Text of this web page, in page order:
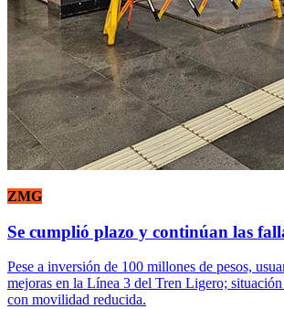
ZMG
Se cumplió plazo y continúan las
Pese a inversión de 100 millones de pesos,
mejoras en la Línea 3 del Tren Ligero; situación
con movilidad reducida.